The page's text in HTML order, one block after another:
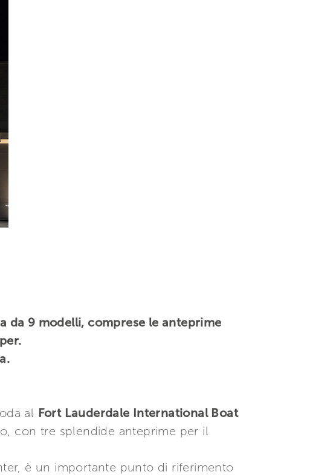
da 9 modelli, comprese le anteprime
al Fort Lauderdale International Boat
con tre splendide anteprime per il
è un importante punto di riferimento